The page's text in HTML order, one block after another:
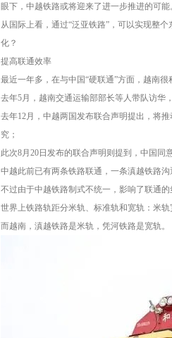
眼下，中越铁路或将迎来了进一步推进的可能
从国际上看，通过“泛亚铁路”，可以实现整
化？
提高联通效率
最近一年多，在与中国“硬联通”方面，越南很
去年5月，越南交通运输部部长等人带队访华
去年12月，中越两国发布联合声明提出，将
究；
此次8月20日发布的联合声明则提到，中国
中越此前已有两条铁路联通，一条滇越铁路
不过由于中越铁路制式不统一，影响了联通的
世界上铁路轨距分米轨、标准轨和宽轨：米
而越南，滇越铁路是米轨，凭河铁路是宽轨。